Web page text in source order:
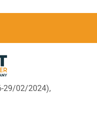
29/02/2024),